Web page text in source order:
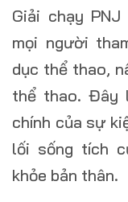
Giải chạy
mọi người
dục thể thao,
thể thao. Đây
chính của sự
lối sống tích
khỏe bản thân.